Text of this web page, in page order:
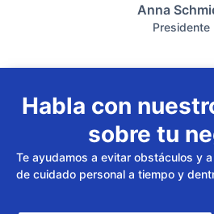
Anna
Presidente
Habla con
sobre tu
Te ayudamos a evitar obstáculos y
de cuidado personal a tiempo y